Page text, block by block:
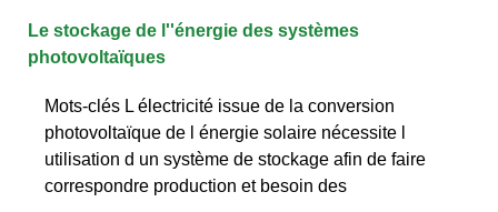
Le stockage de l''énergie des systèmes
photovoltaïques
Mots-clés L électricité issue de la conversion
photovoltaïque de l énergie solaire nécessite l
utilisation d un système de stockage afin de faire
correspondre production et besoin des